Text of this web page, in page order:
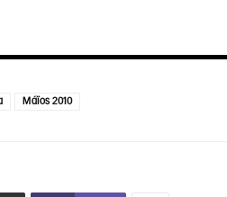
Μάϊος 2010